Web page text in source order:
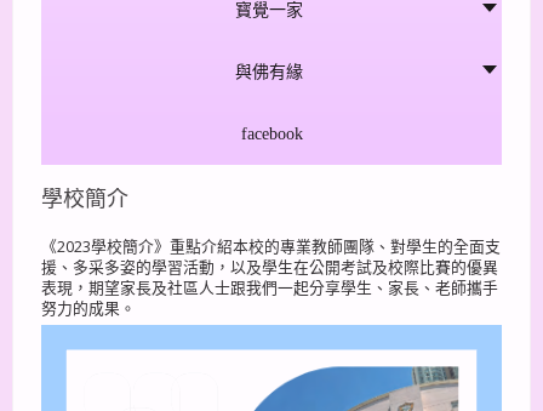
寳覺一家
與佛有緣
facebook
學校簡介
《2023學校簡介》重點介紹本校的專業教師團隊、對學生的全面支
援、多采多姿的學習活動，以及學生在公開考試及校際比賽的優異
表現，期望家長及社區人士跟我們一起分享學生、家長、老師攜手
努力的成果。